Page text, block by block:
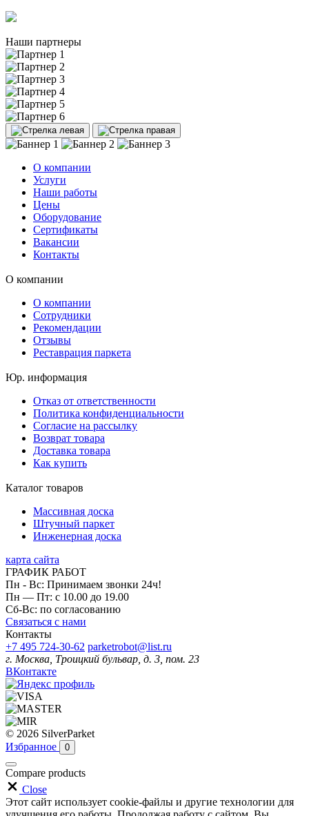
Наши партнеры
О компании
Услуги
Наши работы
Цены
Оборудование
Сертификаты
Вакансии
Контакты
О компании
О компании
Сотрудники
Рекомендации
Отзывы
Реставрация паркета
Юр. информация
Отказ от ответственности
Политика конфиденциальности
Согласие на рассылку
Возврат товара
Доставка товара
Как купить
Каталог товаров
Массивная доска
Штучный паркет
Инженерная доска
карта сайта
ГРАФИК РАБОТ
Пн - Вс: Принимаем звонки 24ч!
Пн — Пт: с 10.00 до 19.00
Сб-Вс: по согласованию
Связаться с нами
Контакты
+7 495 724-30-62 parketrobot@list.ru
г. Москва, Троицкий бульвар, д. 3, пом. 23
ВКонтакте
© 2026 SilverParket
Избранное
0
Compare products
Close
Этот сайт использует cookie-файлы и другие технологии для